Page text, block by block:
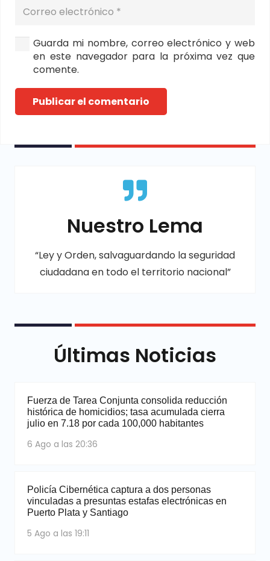
Guarda mi nombre, correo electrónico y web
en este navegador para la próxima vez que
comente.
Publicar el comentario
Nuestro Lema
“Ley y Orden, salvaguardando la seguridad
ciudadana en todo el territorio nacional”
Últimas Noticias
Fuerza de Tarea Conjunta consolida reducción
histórica de homicidios; tasa acumulada cierra
julio en 7.18 por cada 100,000 habitantes
6 Ago a las 20:36
Policía Cibernética captura a dos personas
vinculadas a presuntas estafas electrónicas en
Puerto Plata y Santiago
5 Ago a las 19:11